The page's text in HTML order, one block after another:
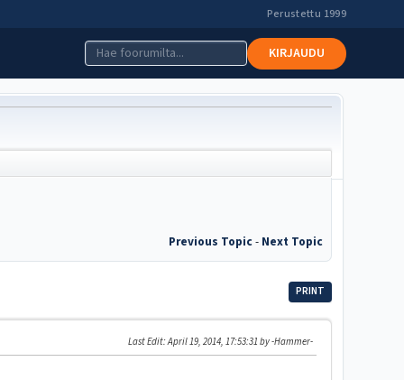
Perustettu 1999
KIRJAUDU
Previous Topic- Next Topic
PRINT
Last Edit: April 19, 2014, 17:53:31 by -Hammer-